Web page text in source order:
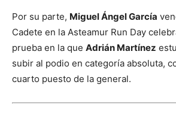
Por su parte, Miguel Ángel García
Cadete en la Asteamur Run Day
prueba en la que Adrián Martínez
subir al podio en categoría absoluta,
cuarto puesto de la general.